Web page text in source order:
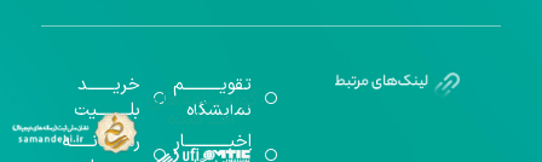
تقویــــــــــم
نمایشگاه
اخبــــــــــــار
خریـــــــد
بلـــــــــیت
رســـــانــــــه
گواهینامه‌های
اخذ شده